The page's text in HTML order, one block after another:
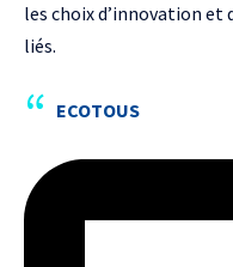
les choix d’innovation
liés.
ECOTOUS